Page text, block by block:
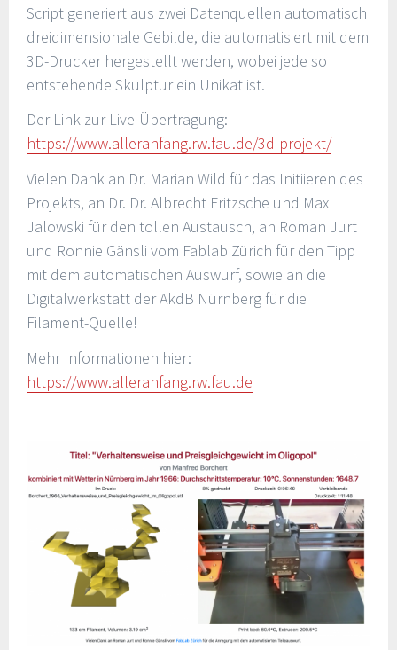
Script generiert aus zwei Datenquellen automatisch
dreidimensionale Gebilde, die automatisiert mit dem
3D-Drucker hergestellt werden, wobei jede so
entstehende Skulptur ein Unikat ist.
Der Link zur Live-Übertragung:
https://www.alleranfang.rw.fau.de/3d-projekt/
Vielen Dank an Dr. Marian Wild für das Initiieren des
Projekts, an Dr. Dr. Albrecht Fritzsche und Max
Jalowski für den tollen Austausch, an Roman Jurt
und Ronnie Gänsli vom Fablab Zürich für den Tipp
mit dem automatischen Auswurf, sowie an die
Digitalwerkstatt der AkdB Nürnberg für die
Filament-Quelle!
Mehr Informationen hier:
https://www.alleranfang.rw.fau.de